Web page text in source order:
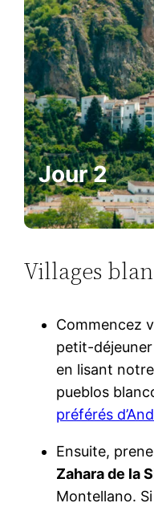
Jour 2
Villages
Commencez
petit-déjeuner
en lisant
pueblos
préférés
Ensuite,
Zahara de la
Montellano.